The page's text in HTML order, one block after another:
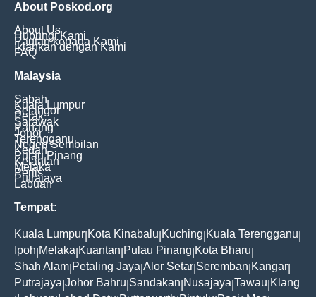
About Poskod.org
About Us
Hubungi Kami
Pautan kepada Kami
Iklankan dengan Kami
FAQ
Malaysia
Sabah
Kuala Lumpur
Selangor
Perak
Sarawak
Pahang
Johor
Terengganu
Negeri Sembilan
Kedah
Pulau Pinang
Kelantan
Melaka
Perlis
Putrajaya
Labuan
Tempat:
Kuala Lumpur Kota Kinabalu Kuching Kuala Terengganu
Ipoh Melaka Kuantan Pulau Pinang Kota Bharu
Shah Alam Petaling Jaya Alor Setar Seremban Kangar
Putrajaya Johor Bahru Sandakan Nusajaya Tawau Klang